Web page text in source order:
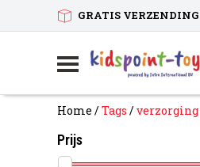
GRATIS VERZENDING
Home /Tags /verzorging
Prijs